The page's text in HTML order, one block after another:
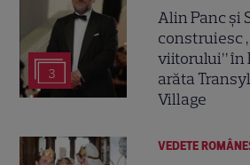
3
Alin Panc și
construiesc
viitorului” în
arăta
Village
VEDETE